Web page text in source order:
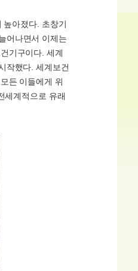
높아졌다. 초창기
어나면서 이제는
기구이다. 세계
작했다. 세계보건
든 이들에게 위
세계적으로 유래